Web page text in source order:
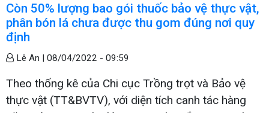
Còn 50% lượng bao gói thuốc bảo vệ thực vật,
phân bón lá chưa được thu gom đúng nơi quy
định
Lê An | 08/04/2022 - 09:59
Theo thống kê của Chi cục Trồng trọt và Bảo vệ
thực vật (TT&BVTV), với diện tích canh tác hàng